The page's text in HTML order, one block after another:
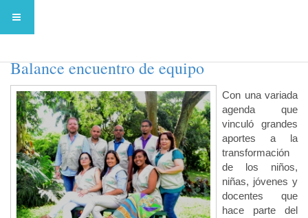
Balance encuentro de equipo
Con una variada
agenda que
vinculó grandes
aportes a la
transformación
de los niños,
niñas, jóvenes y
docentes que
hace parte del